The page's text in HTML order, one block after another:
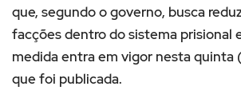
que, segundo o governo, busca
facções dentro do sistema prisional
medida entra em vigor nesta quinta
que foi publicada.